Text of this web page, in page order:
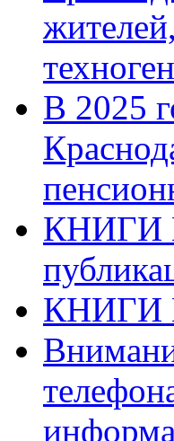
В 2025
КНИГИ
КНИГИ